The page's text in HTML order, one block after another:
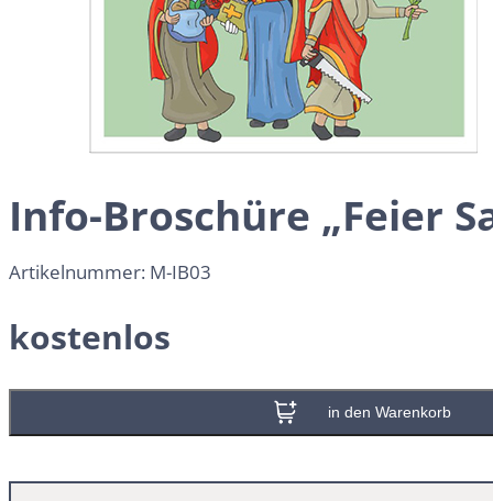
Info-Broschüre „Feier
Artikelnummer: M-IB03
kostenlos
In den Warenkorb